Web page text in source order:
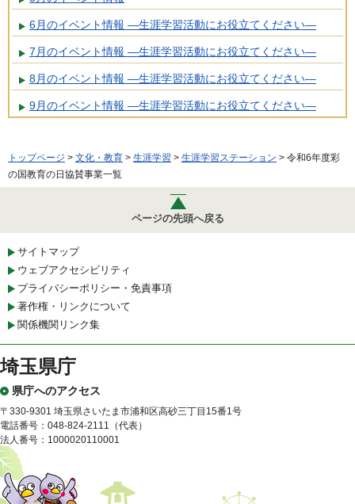
6月のイベント情報 ―生涯学習活動にお役立てください―
7月のイベント情報 ―生涯学習活動にお役立てください―
8月のイベント情報 ―生涯学習活動にお役立てください―
9月のイベント情報 ―生涯学習活動にお役立てください―
トップページ > 文化・教育 > 生涯学習 > 生涯学習ステーション > 令和6年度彩
の国教育の日協賛事業一覧
ページの先頭へ戻る
サイトマップ
ウェブアクセシビリティ
プライバシーポリシー・免責事項
著作権・リンクについて
関係機関リンク集
埼玉県庁
県庁へのアクセス
〒330-9301 埼玉県さいたま市浦和区高砂三丁目15番1号
電話番号：048-824-2111（代表）
法人番号：1000020110001